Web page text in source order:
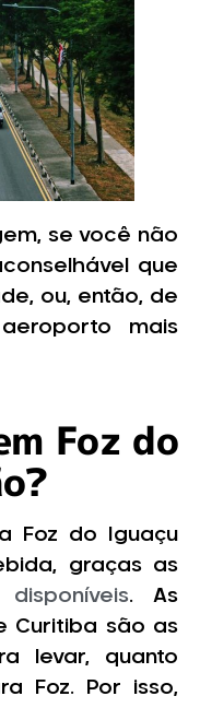
se você não
que
ou, então, de
mais
Foz do
Foz do Iguaçu
graças as
. As
Curitiba são as
levar, quanto
Foz. Por isso,